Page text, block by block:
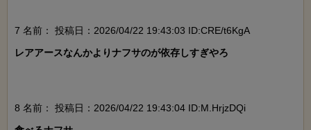
7 名前：
投稿日：2026/04/22 19:43:03 ID:CRE/t6KgA
レアアースなんかよりナフサのが依存しすぎやろ
8 名前：
投稿日：2026/04/22 19:43:04 ID:M.HrjzDQi